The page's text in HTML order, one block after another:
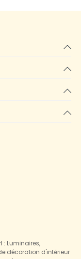
: Luminaires,
décoration d'intérieur